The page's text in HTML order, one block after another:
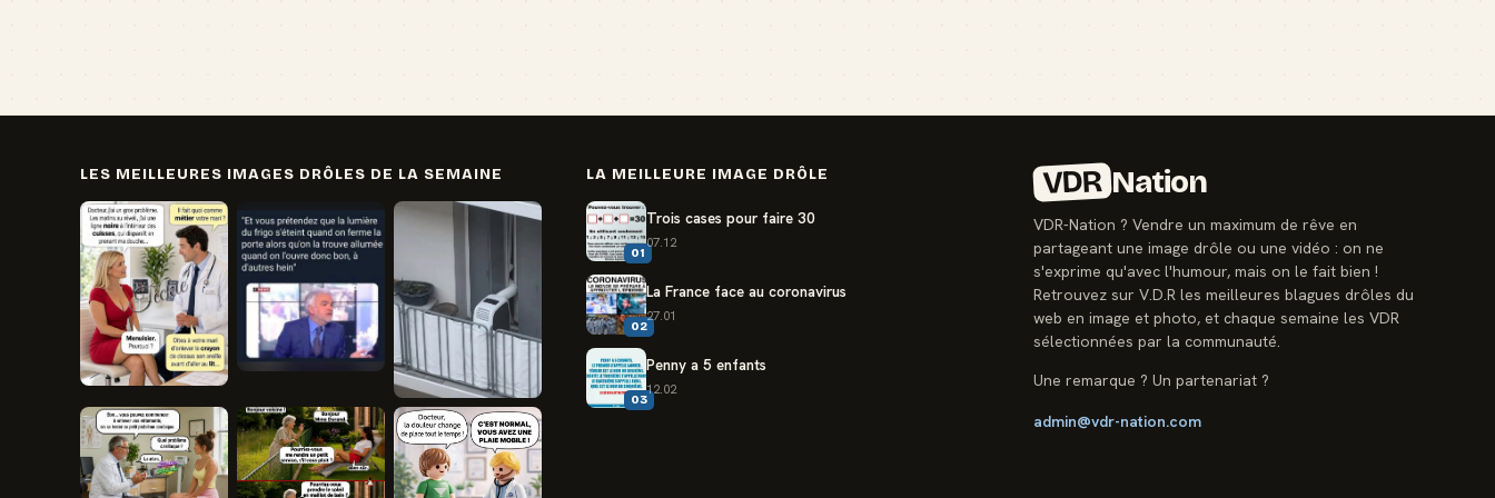
LES MEILLEURES IMAGES DRÔLES DE LA SEMAINE LA MEILLEURE IMAGE DRÔLE
01
Trois cases pour faire 30
07.12
02
La France face au coronavirus
27.01
03
Penny a 5 enfants
12.02
VDR Nation
VDR-Nation ? Vendre un maximum de rêve en
partageant une image drôle ou une vidéo : on ne
s'exprime qu'avec l'humour, mais on le fait bien !
Retrouvez sur V.D.R les meilleures blagues drôles du
web en image et photo, et chaque semaine les VDR
sélectionnées par la communauté.
Une remarque ? Un partenariat ?
admin@vdr-nation.com